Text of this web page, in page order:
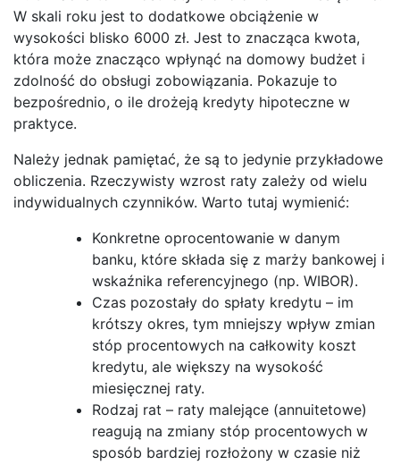
W skali roku jest to dodatkowe obciążenie w
wysokości blisko 6000 zł. Jest to znacząca kwota,
która może znacząco wpłynąć na domowy budżet i
zdolność do obsługi zobowiązania. Pokazuje to
bezpośrednio, o ile drożeją kredyty hipoteczne w
praktyce.
Należy jednak pamiętać, że są to jedynie przykładowe
obliczenia. Rzeczywisty wzrost raty zależy od wielu
indywidualnych czynników. Warto tutaj wymienić:
Konkretne oprocentowanie w danym
banku, które składa się z marży bankowej i
wskaźnika referencyjnego (np. WIBOR).
Czas pozostały do spłaty kredytu – im
krótszy okres, tym mniejszy wpływ zmian
stóp procentowych na całkowity koszt
kredytu, ale większy na wysokość
miesięcznej raty.
Rodzaj rat – raty malejące (annuitetowe)
reagują na zmiany stóp procentowych w
sposób bardziej rozłożony w czasie niż